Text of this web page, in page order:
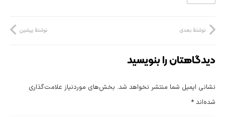
نوشتهٔ پیشین نوشتهٔ بعدی
دیدگاهتان را بنویسید
نشانی ایمیل شما منتشر نخواهد شد. بخش‌های موردنیاز علامت‌گذاری
شده‌اند*